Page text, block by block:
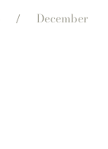
December